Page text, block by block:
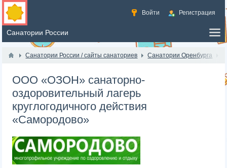
Войти Регистрация
Санатории России / сайты санаториев Санатории Оренбурга
ООО «ОЗОН» санаторно-
оздоровительный лагерь
круглогодичного действия
«Самородово»